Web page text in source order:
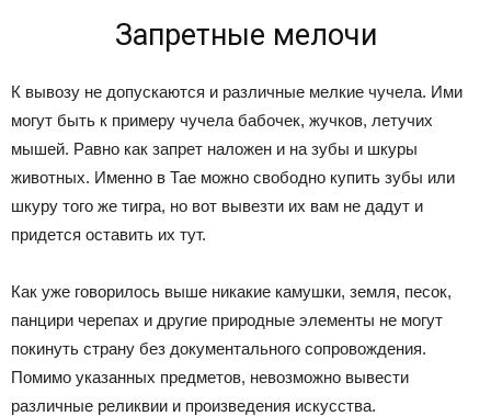
Запретные мелочи
К вывозу не допускаются и различные мелкие чучела. Ими
могут быть к примеру чучела бабочек, жучков, летучих
мышей. Равно как запрет наложен и на зубы и шкуры
животных. Именно в Тае можно свободно купить зубы или
шкуру того же тигра, но вот вывезти их вам не дадут и
придется оставить их тут.
Как уже говорилось выше никакие камушки, земля, песок,
панцири черепах и другие природные элементы не могут
покинуть страну без документального сопровождения.
Помимо указанных предметов, невозможно вывести
различные реликвии и произведения искусства.